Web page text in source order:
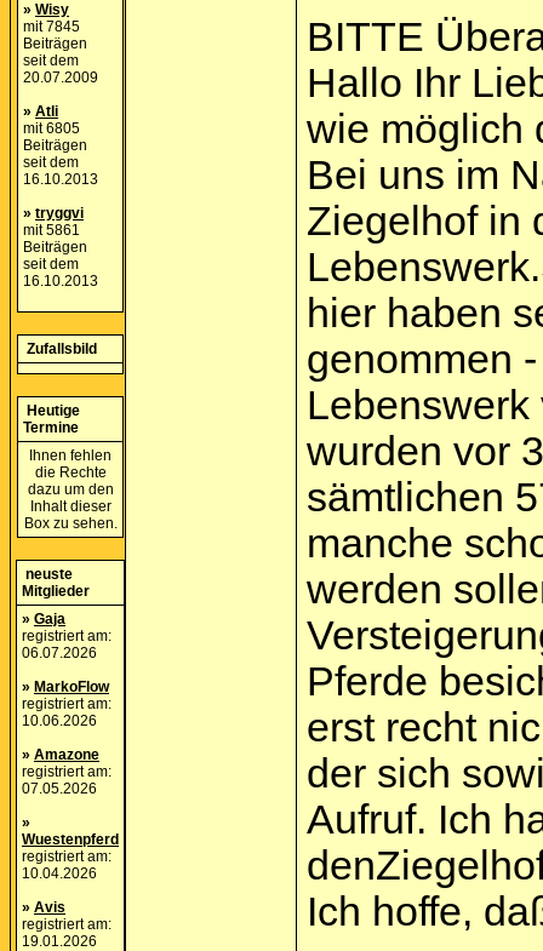
» Wisy
mit 7845
Beiträgen
seit dem
20.07.2009
» Atli
mit 6805
Beiträgen
seit dem
16.10.2013
» tryggvi
mit 5861
Beiträgen
seit dem
16.10.2013
Zufallsbild
Heutige
Termine
Ihnen fehlen
die Rechte
dazu um den
Inhalt dieser
Box zu sehen.
neuste
Mitglieder
» Gaja
registriert am:
06.07.2026
» MarkoFlow
registriert am:
10.06.2026
» Amazone
registriert am:
07.05.2026
»
Wuestenpferd
registriert am:
10.04.2026
» Avis
registriert am:
19.01.2026
BITTE
Hallo Ihr
wie möglich
Bei uns im
Ziegelhof in
hier haben
genommen
wurden vor
sämtlichen
manche
werden
Pferde
erst recht
der sich
Aufruf. Ich
Ich hoffe,